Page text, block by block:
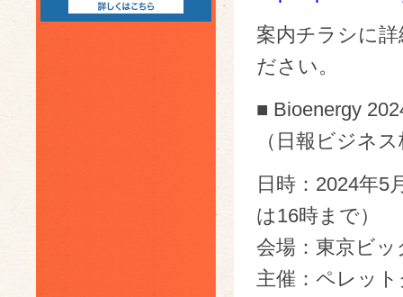
案内チラシに
ださい。
■ Bioenergy
（日報ビジネ
日時：2024年5
は16時まで）
会場：東京ビ
主催：ペレッ